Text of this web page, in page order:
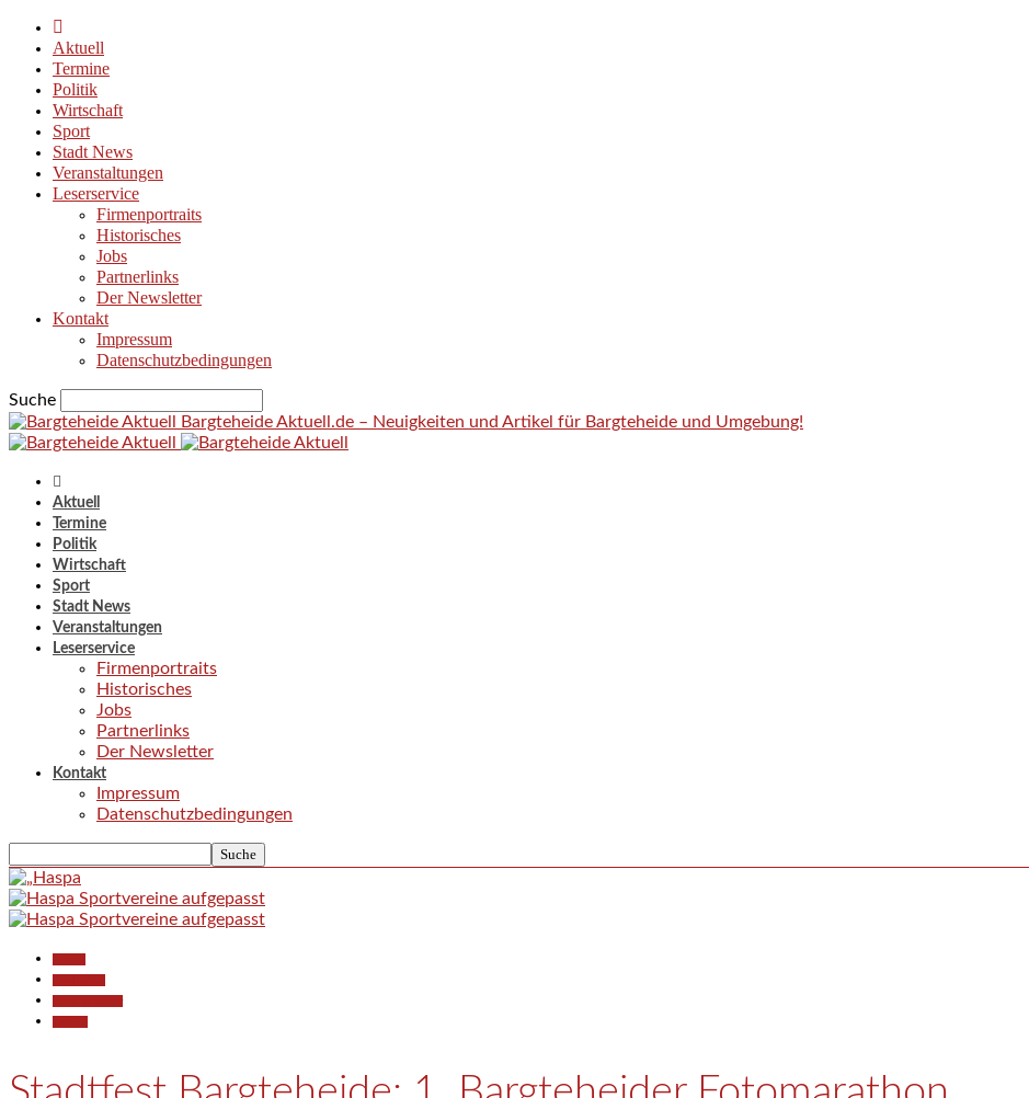
Aktuell
Termine
Politik
Wirtschaft
Sport
Stadt News
Veranstaltungen
Leserservice
Firmenportraits
Historisches
Jobs
Partnerlinks
Der Newsletter
Kontakt
Impressum
Datenschutzbedingungen
Suche
Bargteheide Aktuell.de – Neuigkeiten und Artikel für Bargteheide und Umgebung!
Aktuell
Termine
Politik
Wirtschaft
Sport
Stadt News
Veranstaltungen
Leserservice
Firmenportraits
Historisches
Jobs
Partnerlinks
Der Newsletter
Kontakt
Impressum
Datenschutzbedingungen